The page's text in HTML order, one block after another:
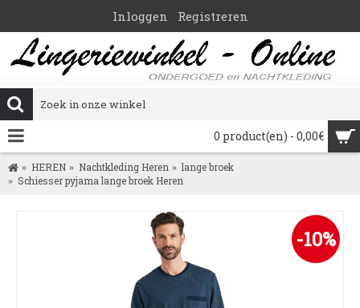
Inloggen Registreren
0 product(en) - 0,00€
HEREN Nachtkleding Heren
lange broek
Schiesser pyjama lange broek Heren
-10%